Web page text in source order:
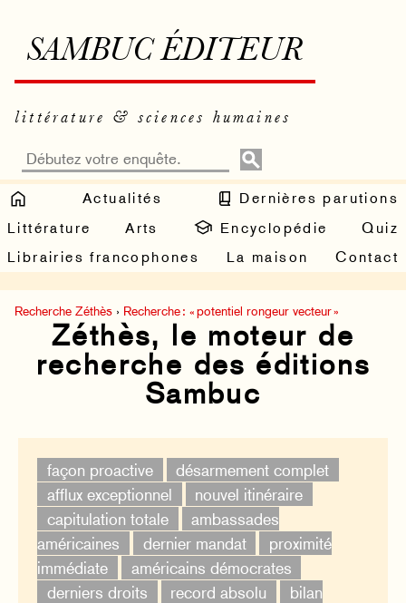
SAMBUC ÉDITEUR
littérature & sciences humaines
Actualités
Dernières parutions
Littérature
Arts Encyclopédie
Quiz
Librairies francophones
La maison Contact
Recherche Zéthès › Recherche : « potentiel rongeur vecteur »
Zéthès, le moteur de
recherche des éditions
Sambuc
façon proactive
désarmement complet
afflux exceptionnel
nouvel itinéraire
capitulation totale
ambassades
américaines
dernier mandat
proximité
immédiate
américains démocrates
derniers droits
record absolu
bilan